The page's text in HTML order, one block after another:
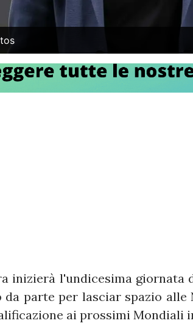
inizierà l'undicesima giornata
da parte per lasciar spazio
ai prossimi Mondiali